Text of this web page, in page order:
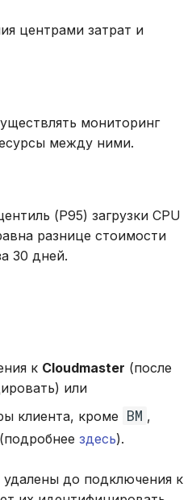
центрами затрат и
мониторинг
между ними.
(P95) загрузки CPU
разнице стоимости
30 дней.
к Cloudmaster (после
или
клиента, кроме ВМ ,
(подробнеездесь).
до подключения к